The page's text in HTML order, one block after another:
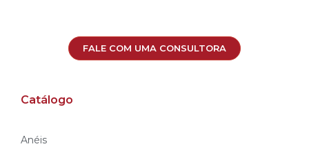
FALE COM UMA CONSULTORA
Catálogo
Anéis